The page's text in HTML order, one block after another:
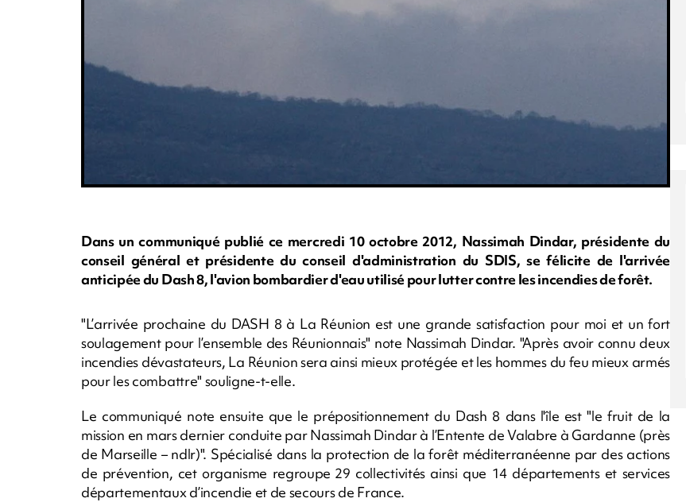
Dans un communiqué publié ce mercredi 10 octobre 2012, Nassimah Dindar, présidente du
conseil général et présidente du conseil d'administration du SDIS, se félicite de l'arrivée
anticipée du Dash 8, l'avion bombardier d'eau utilisé pour lutter contre les incendies de forêt.
"L’arrivée prochaine du DASH 8 à La Réunion est une grande satisfaction pour moi et un fort
soulagement pour l’ensemble des Réunionnais" note Nassimah Dindar. "Après avoir connu deux
incendies dévastateurs, La Réunion sera ainsi mieux protégée et les hommes du feu mieux armés
pour les combattre" souligne-t-elle.
Le communiqué note ensuite que le prépositionnement du Dash 8 dans l'île est "le fruit de la
mission en mars dernier conduite par Nassimah Dindar à l’Entente de Valabre à Gardanne (près
de Marseille – ndlr)". Spécialisé dans la protection de la forêt méditerranéenne par des actions
de prévention, cet organisme regroupe 29 collectivités ainsi que 14 départements et services
départementaux d’incendie et de secours de France.